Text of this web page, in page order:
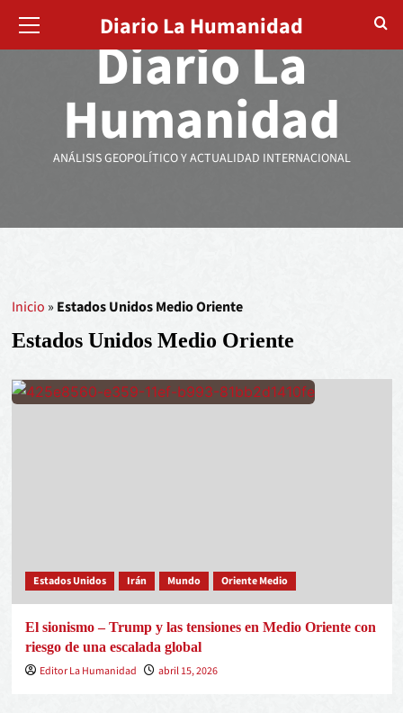
Diario La
Humanidad
ANÁLISIS GEOPOLÍTICO Y ACTUALIDAD INTERNACIONAL
Diario La Humanidad
Inicio » Estados Unidos Medio Oriente
Estados Unidos Medio Oriente
Estados Unidos Irán Mundo Oriente Medio
El sionismo – Trump y las tensiones en Medio Oriente con
riesgo de una escalada global
Editor La Humanidad
abril 15, 2026